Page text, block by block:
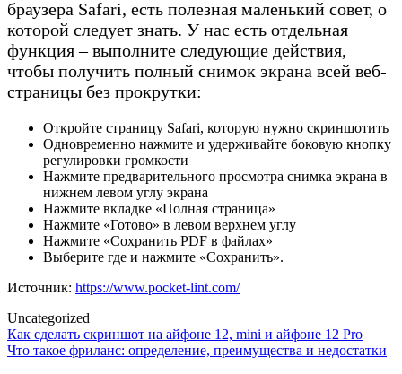
браузера Safari, есть полезная маленький совет, о
которой следует знать. У нас есть отдельная
функция – выполните следующие действия,
чтобы получить полный снимок экрана всей веб-
страницы без прокрутки:
Откройте страницу Safari, которую нужно скриншотить
Одновременно нажмите и удерживайте боковую кнопку
регулировки громкости
Нажмите предварительного просмотра снимка экрана в
нижнем левом углу экрана
Нажмите вкладке «Полная страница»
Нажмите «Готово» в левом верхнем углу
Нажмите «Сохранить PDF в файлах»
Выберите где и нажмите «Сохранить».
Источник: https://www.pocket-lint.com/
Uncategorized
Post
navigation
Как сделать скриншот на айфоне 12, mini и айфоне 12 Pro
Что такое фриланс: определение, преимущества и недостатки